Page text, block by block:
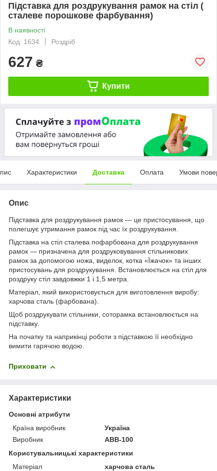
Підставка для роздрукування рамок на стіл (
сталеве порошкове фарбування)
В наявності
Код: 1634
Роздріб
627 ₴
Купити
Характеристики Доставка Оплата Умови
Опис
Підставка для роздрукування рамок — це пристосування, що
полегшує утримання рамок під час їх роздрукування.
Підставка на стіл сталева пофарбована для роздрукування
рамок — призначена для роздруковування стільникових
рамок за допомогою ножа, виделок, котка «Їжачок» та інших
пристосувань для роздрукування. Встановлюється на стіл для
роздруку стіл завдовжки 1 і 1,5 метра.
Матеріал, який використовується для виготовлення виробу:
харчова сталь (фарбована).
Щоб роздрукувати стільники, соторамка встановлюється на
підставку.
На початку та наприкінці роботи з підставкою її необхідно
вимити гарячою водою.
Приховати
Характеристики
Основні атрибути
Країна виробник
Україна
Виробник
АВВ-100
Користувальницькі характеристики
Матеріал
харчова сталь